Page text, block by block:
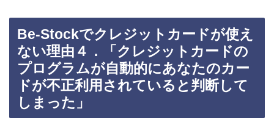
Be-Stockでクレジットカードが使え
ない理由４．「クレジットカードの
プログラムが自動的にあなたのカー
ドが不正利用されていると判断して
しまった」